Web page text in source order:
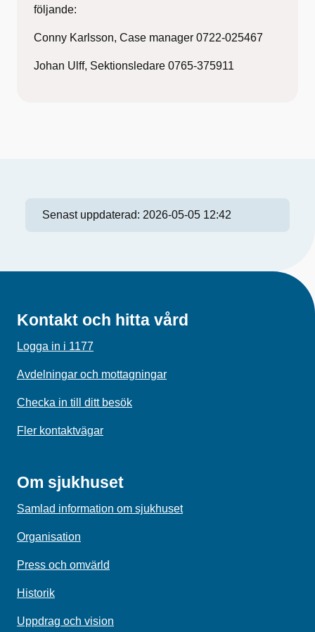
följande:
Conny Karlsson, Case manager 0722-025467
Johan Ulff, Sektionsledare 0765-375911
Senast uppdaterad: 2026-05-05 12:42
Kontakt och hitta vård
Logga in i 1177
Avdelningar och mottagningar
Checka in till ditt besök
Fler kontaktvägar
Om sjukhuset
Samlad information om sjukhuset
Organisation
Press och omvärld
Historik
Uppdrag och vision